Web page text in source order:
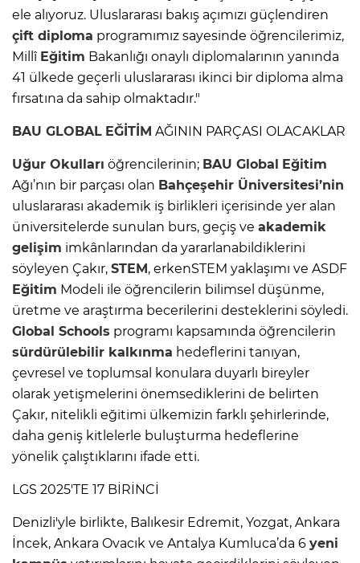
ele alıyoruz. Uluslararası bakış açımızı güçlendiren
çift diploma programımız sayesinde öğrencilerimiz,
Millî Eğitim Bakanlığı onaylı diplomalarının yanında
41 ülkede geçerli uluslararası ikinci bir diploma alma
fırsatına da sahip olmaktadır."
BAU GLOBAL EĞİTİM AĞININ PARÇASI OLACAKLAR
Uğur Okulları öğrencilerinin; BAU Global Eğitim
Ağı’nın bir parçası olan Bahçeşehir Üniversitesi’nin
uluslararası akademik iş birlikleri içerisinde yer alan
üniversitelerde sunulan burs, geçiş ve akademik
gelişim imkânlarından da yararlanabildiklerini
söyleyen Çakır, STEM, erkenSTEM yaklaşımı ve ASDF
Eğitim Modeli ile öğrencilerin bilimsel düşünme,
üretme ve araştırma becerilerini desteklerini söyledi.
Global Schools programı kapsamında öğrencilerin
sürdürülebilir kalkınma hedeflerini tanıyan,
çevresel ve toplumsal konulara duyarlı bireyler
olarak yetişmelerini önemsediklerini de belirten
Çakır, nitelikli eğitimi ülkemizin farklı şehirlerinde,
daha geniş kitlelerle buluşturma hedeflerine
yönelik çalıştıklarını ifade etti.
LGS 2025'TE 17 BİRİNCİ
Denizli'yle birlikte, Balıkesir Edremit, Yozgat, Ankara
İncek, Ankara Ovacık ve Antalya Kumluca’da 6 yeni